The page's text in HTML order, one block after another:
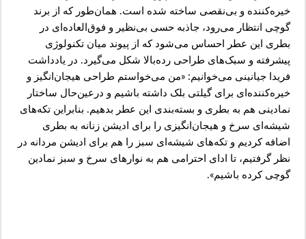
‌خیره‌کننده‌ و بی‌نقصی ساخته شده است. همان‌طور که از برند
گوچی انتظار می‌رود، جاذبه حسی بی‌نظیر و فوق‌العاده‌ای در
بطری این عطر احساس می‌شود که از پیوند میان تکنولوژی
پیشرفته و سبک‌های طراحی رده‌بالا شکل می‌گیرد. در یادداشت
فریدا جیانینی می‌خوانیم: «من می‌خواستم طراحی هیجان‌انگیز و
خیره‌کننده‌ای برای گیلتی بلک داشته باشیم و درعین‌حال ساختار
نمادینی هم به بطری و بسته‌بندی این عطر بدهیم. بنابراین تکه‌های
شیشه‌ای سرخ و هیجان‌انگیزی را برای ادیشن زنانه به بطری
اضافه کردیم و تکه‌های شیشه‌ای سبز را هم برای ادیشن مردانه در
نظر گرفتیم، تا ادای احترامی هم به نوارهای سرخ و سبز نمادین
گوچی کرده باشیم».